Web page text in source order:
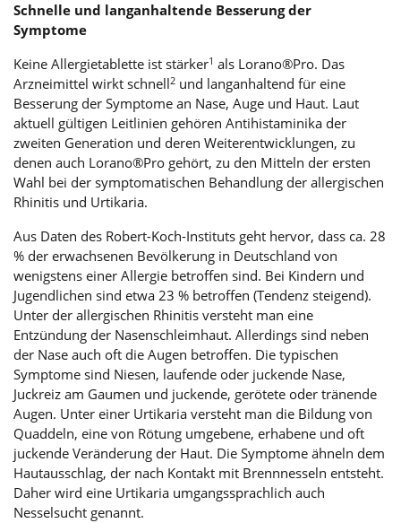
Schnelle und langanhaltende Besserung der
Symptome
Keine Allergietablette ist stärker1 als Lorano®Pro. Das
Arzneimittel wirkt schnell2 und langanhaltend für eine
Besserung der Symptome an Nase, Auge und Haut. Laut
aktuell gültigen Leitlinien gehören Antihistaminika der
zweiten Generation und deren Weiterentwicklungen, zu
denen auch Lorano®Pro gehört, zu den Mitteln der ersten
Wahl bei der symptomatischen Behandlung der allergischen
Rhinitis und Urtikaria.
Aus Daten des Robert-Koch-Instituts geht hervor, dass ca. 28
% der erwachsenen Bevölkerung in Deutschland von
wenigstens einer Allergie betroffen sind. Bei Kindern und
Jugendlichen sind etwa 23 % betroffen (Tendenz steigend).
Unter der allergischen Rhinitis versteht man eine
Entzündung der Nasenschleimhaut. Allerdings sind neben
der Nase auch oft die Augen betroffen. Die typischen
Symptome sind Niesen, laufende oder juckende Nase,
Juckreiz am Gaumen und juckende, gerötete oder tränende
Augen. Unter einer Urtikaria versteht man die Bildung von
Quaddeln, eine von Rötung umgebene, erhabene und oft
juckende Veränderung der Haut. Die Symptome ähneln dem
Hautausschlag, der nach Kontakt mit Brennnesseln entsteht.
Daher wird eine Urtikaria umgangssprachlich auch
Nesselsucht genannt.